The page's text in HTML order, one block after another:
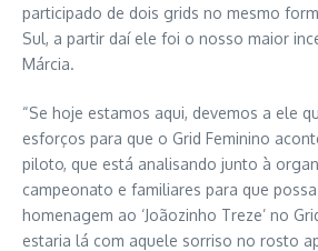
participado de dois grids no mesmo
Sul, a partir daí ele foi o nosso maior
Márcia.
“Se hoje estamos aqui, devemos a ele
esforços para que o Grid Feminino
piloto, que está analisando junto à
campeonato e familiares para que
homenagem ao ‘Joãozinho Treze’ no
estaria lá com aquele sorriso no rosto